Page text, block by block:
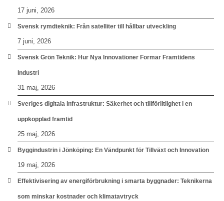
17 juni, 2026
Svensk rymdteknik: Från satelliter till hållbar utveckling
7 juni, 2026
Svensk Grön Teknik: Hur Nya Innovationer Formar Framtidens
Industri
31 maj, 2026
Sveriges digitala infrastruktur: Säkerhet och tillförlitlighet i en
uppkopplad framtid
25 maj, 2026
Byggindustrin i Jönköping: En Vändpunkt för Tillväxt och Innovation
19 maj, 2026
Effektivisering av energiförbrukning i smarta byggnader: Teknikerna
som minskar kostnader och klimatavtryck